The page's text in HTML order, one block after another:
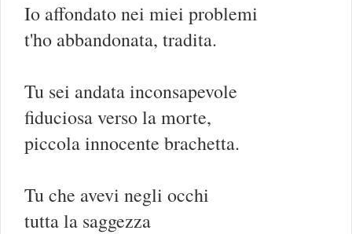
Io affondato nei miei problemi
t'ho abbandonata, tradita.
Tu sei andata inconsapevole
fiduciosa verso la morte,
piccola innocente brachetta.
Tu che avevi negli occhi
tutta la saggezza